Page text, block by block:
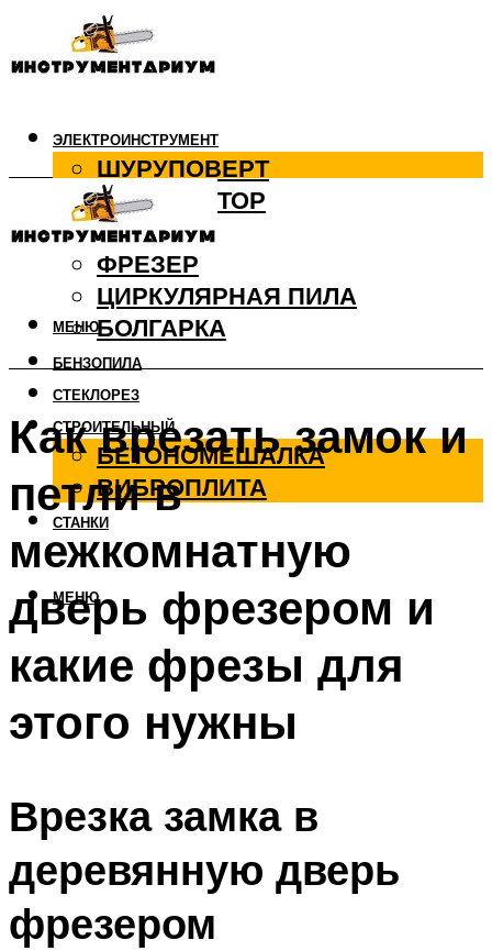
ЭЛЕКТРОИНСТРУМЕНТ
ШУРУПОВЕРТ
ПЕРФОРАТОР
ДРЕЛЬ
ФРЕЗЕР
ЦИРКУЛЯРНАЯ ПИЛА
БОЛГАРКА
БЕНЗОПИЛА
СТЕКЛОРЕЗ
СТРОИТЕЛЬНЫЙ
БЕТОНОМЕШАЛКА
ВИБРОПЛИТА
СТАНКИ
МЕНЮ
МЕНЮ
Как врезать замок и
петли в
межкомнатную
дверь фрезером и
какие фрезы для
этого нужны
Врезка замка в
деревянную дверь
фрезером